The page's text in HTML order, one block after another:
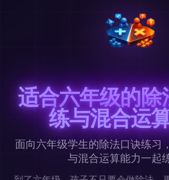
适合六年级的除
练与混合运
面向六年级学生的除法口诀练习
与混合运算能力一起